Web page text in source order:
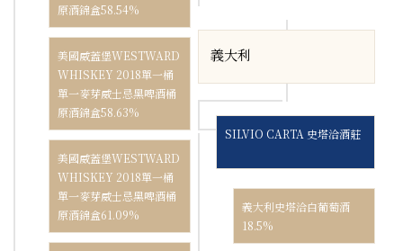
原酒錦盒58.54%
美國威蓋堡WESTWARD
WHISKEY 2018單一桶
單一麥芽威士忌黑啤酒桶
原酒錦盒58.63%
美國威蓋堡WESTWARD
WHISKEY 2018單一桶
單一麥芽威士忌黑啤酒桶
原酒錦盒61.09%
義大利
SILVIO CARTA 史塔洽酒莊
義大利史塔洽白葡萄酒
18.5%